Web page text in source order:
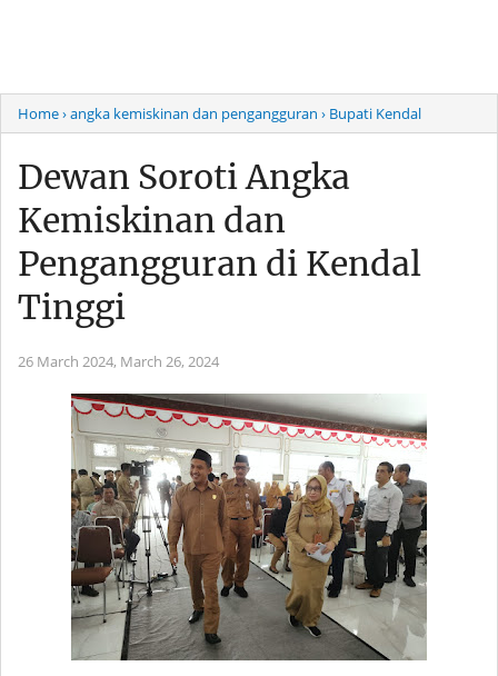
Home› angka kemiskinan dan pengangguran › Bupati Kendal
Dewan Soroti Angka
Kemiskinan dan
Pengangguran di Kendal
Tinggi
26 March 2024, March 26, 2024